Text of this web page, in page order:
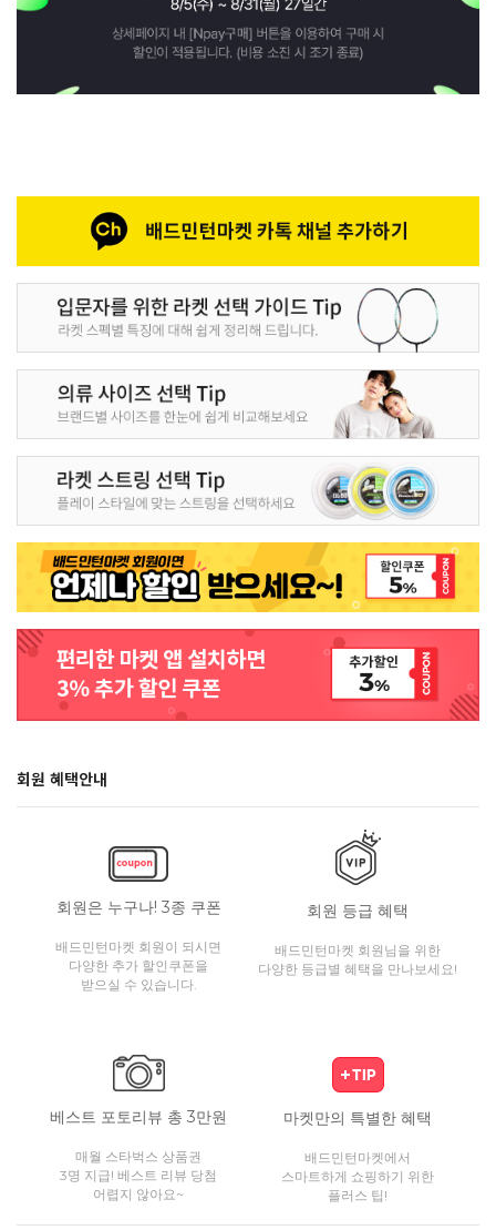
회원 혜택안내
회원은 누구나! 3종 쿠폰
배드민턴마켓 회원이 되시면
다양한 추가 할인쿠폰을
받으실 수 있습니다.
회원 등급 혜택
배드민턴마켓 회원님을 위한
다양한 등급별 혜택을 만나보세요!
베스트 포토리뷰 총 3만원
매월 스타벅스 상품권
3명 지급! 베스트 리뷰 당첨
어렵지 않아요~
마켓만의 특별한 혜택
배드민턴마켓에서
스마트하게 쇼핑하기 위한
플러스 팁!